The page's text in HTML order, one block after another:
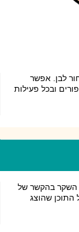
לבן. אפשר
ובכל פעילות
בהקשר של
שהוצג